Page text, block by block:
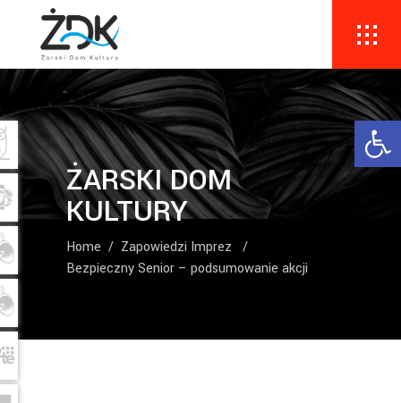
ŻARSKI DOM
KULTURY
Home / Zapowiedzi Imprez
/
Bezpieczny Senior – podsumowanie akcji